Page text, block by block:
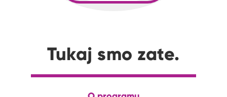
Tukaj smo zate.